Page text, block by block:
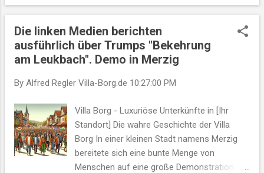
gemeinsam gegen Demokratie und die
unterschiedlichen politischen Ansichten
teilten sie das Ziel , ein friedliches und
respektvolles Miteinander in der Gesellschaft
zu fördern . Als die Menschenmenge durch
Flaggen Seite an Seite im Wind , ein Symbol
der Einigkeit trotz Differenzen . Ihre Rufe
hallten durch die Stadt , ein kraftvolles
Zeichen der Hoffnung und des
gemeinsamen Strebens nach einer besseren
Die linken Medien berichten
ausführlich über Trumps "Bekehrung
am Leukbach". Demo in Merzig
By Alfred Regler Villa-Borg.de 10:27:00 PM
Villa Borg - Luxuriöse Unterkünfte in [Ihr
Standort] Die wahre Geschichte der Villa
Borg In einer kleinen Stadt namens Merzig
bereitete sich eine bunte Menge von
Menschen auf eine große Demonstration